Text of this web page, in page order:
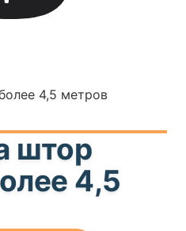
4,5 метров
штор
4,5